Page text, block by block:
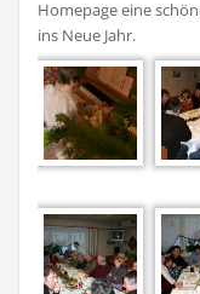
Homepage eine
ins Neue Jahr.